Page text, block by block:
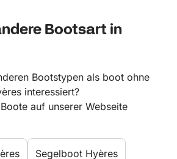
Bootsart in
Bootstypen als boot ohne
interessiert?
auf unserer Webseite
Segelboot Hyères